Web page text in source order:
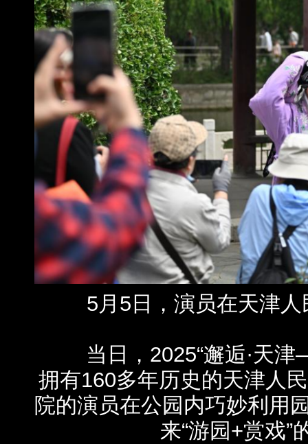
5月5日，演员在天津人
当日，2025“邂逅·天津
拥有160多年历史的天津人
院的演员在公园内巧妙利用
来“游园+赏戏”